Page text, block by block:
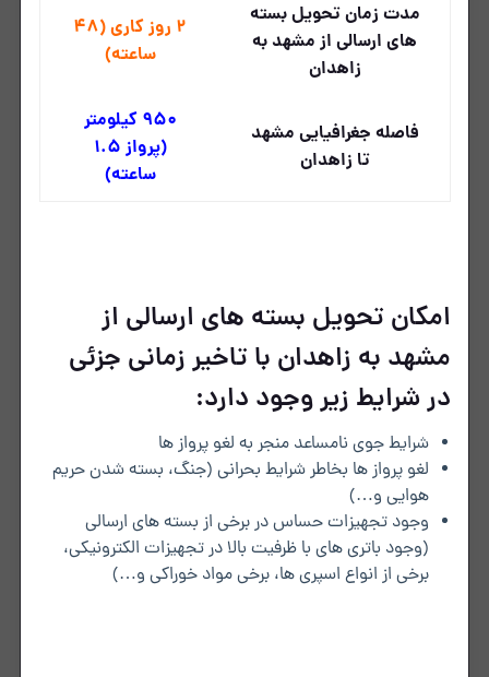
مدت زمان تحویل بسته
های ارسالی از مشهد به
زاهدان
2 روز کاری (48
ساعته)
فاصله جغرافیایی مشهد
تا زاهدان
950 کیلومتر
(پرواز 1.5
ساعته)
امکان تحویل بسته های ارسالی از
مشهد به زاهدان با تاخیر زمانی جزئی
در شرایط زیر وجود دارد:
شرایط جوی نامساعد منجر به لغو پرواز ها
لغو پرواز ها بخاطر شرایط بحرانی (جنگ، بسته شدن حریم
هوایی و…)
وجود تجهیزات حساس در برخی از بسته های ارسالی
(وجود باتری های با ظرفیت بالا در تجهیزات الکترونیکی،
برخی از انواع اسپری ها، برخی مواد خوراکی و…)